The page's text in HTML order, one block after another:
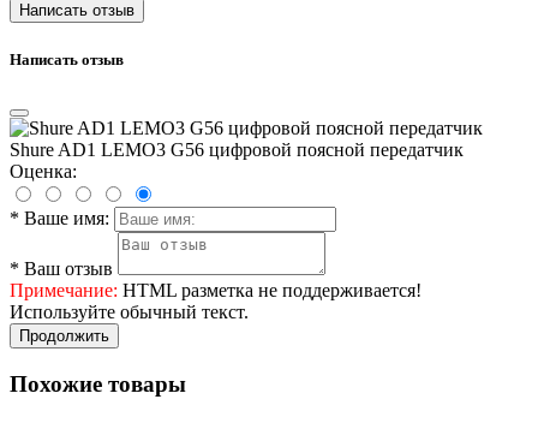
Написать отзыв
Написать отзыв
Shure AD1 LEMO3 G56 цифровой поясной передатчик
Оценка:
* Ваше имя:
* Ваш отзыв
Примечание: HTML разметка не поддерживается!
Используйте обычный текст.
Продолжить
Похожие товары